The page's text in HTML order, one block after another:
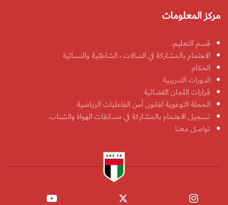
مركز المعلومات
قسم التعليم.
الاهتمام بالمشاركة في الصالات ، الشاطئية والنسائية
الحكام
الدورات التدريبية
قرارات اللجان القضائية
الحملة التوعوية لقانون أمن الفاعليات الرياضية
تسجيل الاهتمام بالمشاركة في مسابقات الهواة والشباب
تواصل معنا